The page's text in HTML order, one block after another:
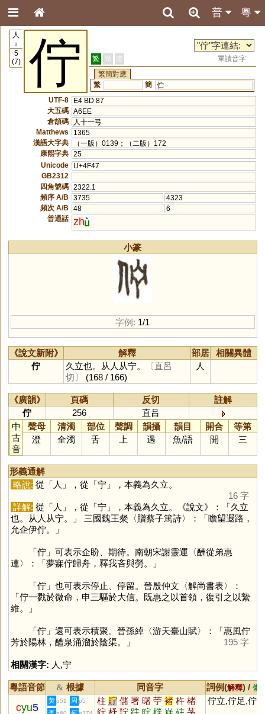
粵
普
人
9
5
(7)
佇 繁 簡 港
單讀音字
繁簡對應
繁
簡 伫
UTF-8
E4 BD 87
大五碼 A6EE
倉頡碼
人十一弓
Matthews
1365
漢語大字典
（一版）0139；（二版）172
康熙字典 25
Unicode
U+4F47
GB2312
四角號碼 2322.1
頻序 A/B
3735
4323
頻次 A/B
48
6
普通話 zh
小篆
字例: 1/1
《說文新附》 解釋 部居
相關異體
佇
久立也。从人从宁。
〔直呂
切〕
(168 / 166)
人
《廣韻》 頁碼 反切
註解
佇
256
直吕
中
古
音
聲母 清濁 部位 聲調 韻攝 韻目 開合
等第
澄
全濁 舌 上 遇 魚/語 開 三
形義通解
略說: 從「人 」，從「宁」，本義為久立。
16 字
詳解: 從「人 」，從「宁」，本義為久立。《說文》：「久立
也。从人从宁。」 三國魏王粲〈贈蔡子篤詩〉：「瞻望遐路，
允企伊佇。」
「佇」可表示企盼、期待。南朝宋謝靈運〈酬從弟惠
連〉：「夢寐佇歸舟，釋我吝與勞。」
「佇」也可表示停止、停留。晉殷仲文〈解尚書表〉：
「佇一戮於微命，申三驅於大信。既惠之以首領，復引之以縶
維。」
「佇」還可表示積聚。晉孫綽〈游天臺山賦〉：「惠風佇
芳於陽林，醴泉涌溜於陰渠。」
195 字
相關漢字: 人,宁
粵語音節 & 根據 同音字 詞例(解釋) / 備
cyu5
黃 p51 周 p5 柱 貯 儲 署 曙 苧 褚 杵 楮
佇立,佇足,佇候